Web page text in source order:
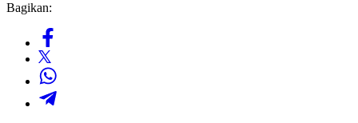
Bagikan: